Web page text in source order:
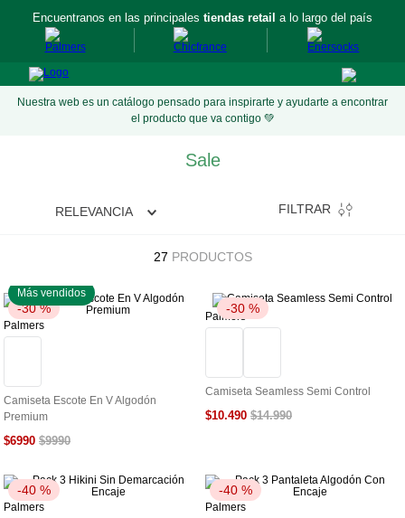
Encuentranos en las principales tiendas retail a lo largo del país
Nuestra web es un catálogo pensado para inspirarte y ayudarte a encontrar
el producto que va contigo 💚
Sale
RELEVANCIA FILTRAR
27 PRODUCTOS
-30 %
Más vendidos
Palmers
Camiseta Escote En V Algodón
Premium
$6990 $9990
-30 %
Palmers
Camiseta Seamless Semi Control
$10.490 $14.990
-40 %
Palmers
-40 %
Palmers